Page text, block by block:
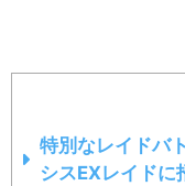
特別なレイドバ
シスEXレイドに